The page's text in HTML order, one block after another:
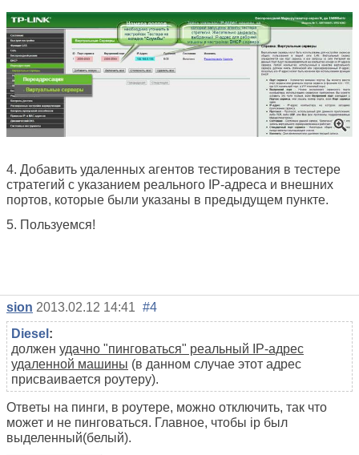
4. Добавить удаленных агентов тестирования в тестере
стратегий с указанием реального IP-адреса и внешних
портов, которые были указаны в предыдущем пункте.
5. Пользуемся!
sion 2013.02.12 14:41 #4
Diesel :
должен удачно "пинговаться" реальный IP-адрес
удаленной машины (в данном случае этот адрес
присваивается роутеру).
Ответы на пинги, в роутере, можно отключить, так что
может и не пинговаться. Главное, чтобы ip был
выделенный(белый).